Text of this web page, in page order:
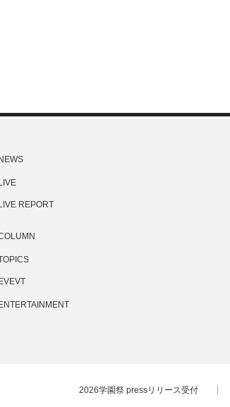
NEWS
LIVE
LIVE REPORT
EVEVT
ENTERTAINMENT
2026学園祭 pressリリース受付